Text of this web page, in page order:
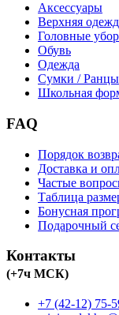
Аксессуары
Верхняя
Головные
Обувь
Одежда
Сумки / Ранцы
Школьная
FAQ
Порядок
Доставка и
Частые
Таблица
Бонусная
Подарочный
Контакты
(+7ч МСК)
+7 (42-12) 75-